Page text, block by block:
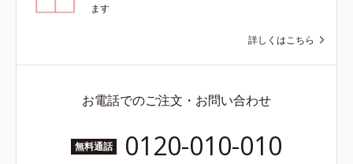
ます
詳しくはこちら
お電話でのご注文・お問い合わせ
無料通話 0120-010-010